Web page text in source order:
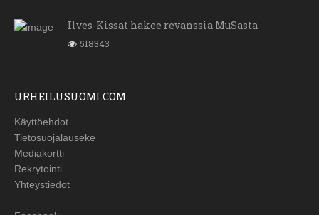
Ilves-Kissat hakee revanssia MuSasta
518343
URHEILUSUOMI.COM
Käyttöehdot
Tietosuojalauseke
Mediakortti
Rekrytointi
Yhteystiedot